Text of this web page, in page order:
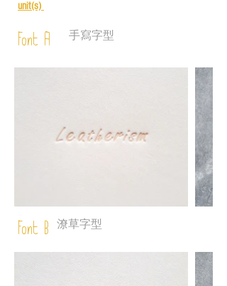
unit(s)
Font A 手寫字型
Font B 潦草字型